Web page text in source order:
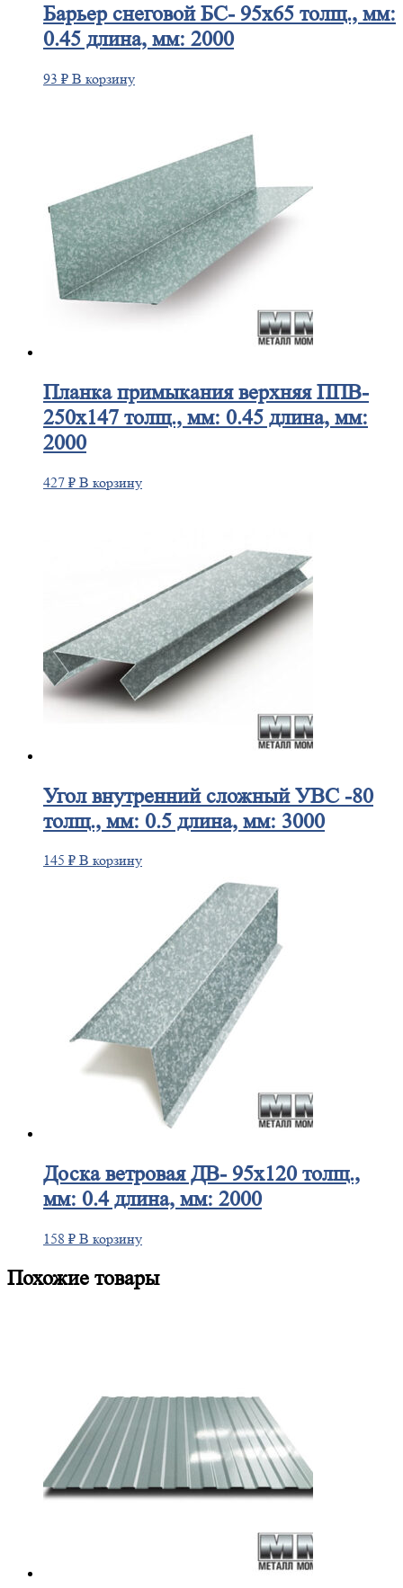
Барьерснеговой БС- 95х65 толщ., мм:
0.45 длина, мм: 2000
93 ₽ В корзину
Планкапримыкания верхняя ППВ-
250х147 толщ., мм: 0.45 длина, мм:
2000
427 ₽ В корзину
Уголвнутренний сложный УВС -80
толщ., мм: 0.5 длина, мм: 3000
145 ₽ В корзину
Доскаветровая ДВ- 95х120 толщ.,
мм: 0.4 длина, мм: 2000
158 ₽ В корзину
Похожие товары